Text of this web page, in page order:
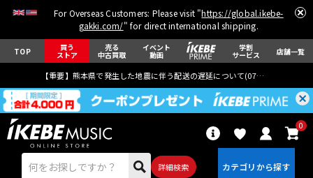
For Overseas Customers: Please visit "https://global.ikebe-
gakki.com/" for direct international shipping.
TOP 買う
ストア
売る
中古買取
イベント
動画
学割
サービス 店舗一覧
【重要】熊本県で発生した地震に伴う配送の遅延について(07月29日
詳細検索
0